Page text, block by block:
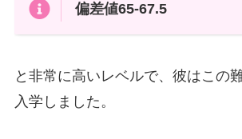
偏差値65-67.5
と非常に高いレベルで、彼はこの
入学しました。